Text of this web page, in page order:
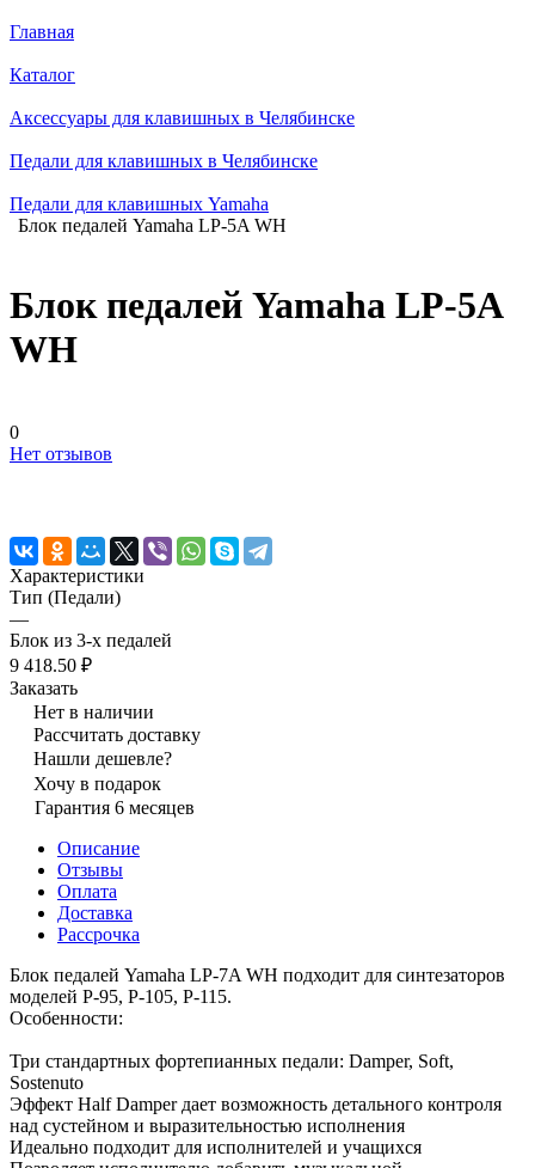
Главная
Каталог
Аксессуары для клавишных в Челябинске
Педали для клавишных в Челябинске
Педали для клавишных Yamaha
Блок педалей Yamaha LP-5A WH
Блок педалей Yamaha LP-5A
WH
0
Нет отзывов
Характеристики
Тип (Педали)
—
Блок из 3-х педалей
9 418.50 ₽
Заказать
Нет в наличии
Рассчитать доставку
Нашли дешевле?
Хочу в подарок
Гарантия 6 месяцев
Описание
Отзывы
Оплата
Доставка
Рассрочка
Блок педалей Yamaha LP-7A WH подходит для синтезаторов
моделей P-95, P-105, P-115.
Особенности:
Три стандартных фортепианных педали: Damper, Soft,
Sostenuto
Эффект Half Damper дает возможность детального контроля
над сустейном и выразительностью исполнения
Идеально подходит для исполнителей и учащихся